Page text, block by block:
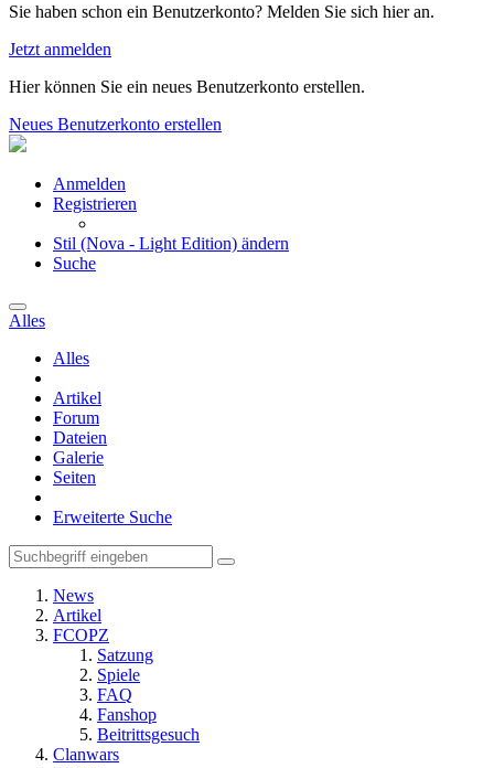
Sie haben schon ein Benutzerkonto? Melden Sie sich hier an.
Jetzt anmelden
Hier können Sie ein neues Benutzerkonto erstellen.
Neues Benutzerkonto erstellen
Anmelden
Registrieren
Stil (Nova - Light Edition) ändern
Suche
Alles
Alles
Artikel
Forum
Dateien
Galerie
Seiten
Erweiterte Suche
News
Artikel
FCOPZ
Satzung
Spiele
FAQ
Fanshop
Beitrittsgesuch
Clanwars